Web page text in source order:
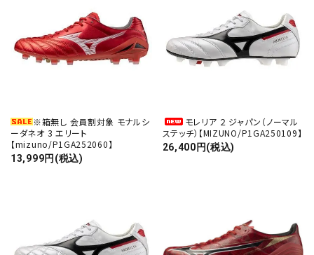
※箱無し 会員割対象 モナルシ
ーダネオ 3 エリート
【mizuno/P1GA252060】
13,999円(税込)
モレリア ２ ジャパン（ノーマル
ステッチ）【MIZUNO/P1GA250109】
26,400円(税込)